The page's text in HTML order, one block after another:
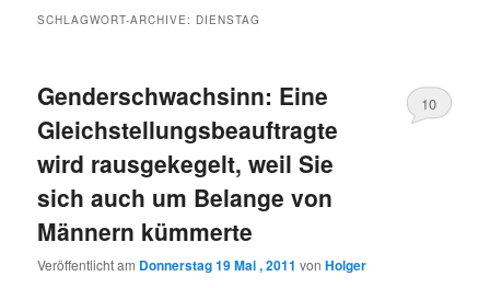
SCHLAGWORT-ARCHIVE: DIENSTAG
Genderschwachsinn: Eine
Gleichstellungsbeauftragte
wird rausgekegelt, weil Sie
sich auch um Belange von
Männern kümmerte
Veröffentlicht am Donnerstag 19 Mai , 2011 vonHolger
10